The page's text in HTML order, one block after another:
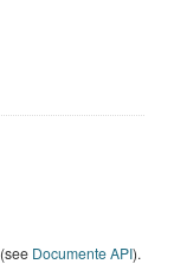
(see Documente API).